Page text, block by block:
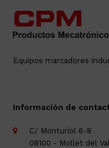
Equipos marcadores
Información de
C/ Monturiol 6-8
08100 - Mollet del